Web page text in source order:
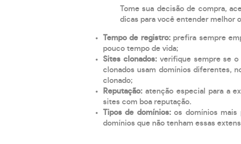
Tome sua decisão de compra,
dicas para você entender melhor
Tempo de registro: prefira sempre
pouco tempo de vida;
Sites clonados: verifique sempre se
clonados usam domínios diferentes,
clonado;
Reputação: atenção especial para a
sites com boa reputação.
Tipos de domínios:os domínios mais
domínios que não tenham essas